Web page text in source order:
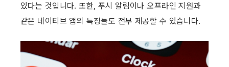
있다는 것입니다. 또한, 푸시 알림이나 오프라인 지원과
같은 네이티브 앱의 특징들도 전부 제공할 수 있습니다.